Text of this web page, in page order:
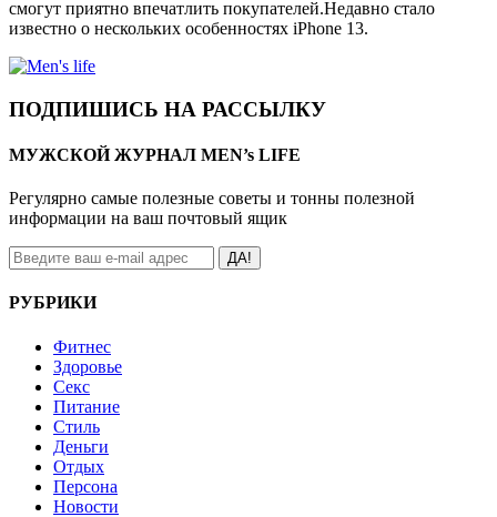
смогут приятно впечатлить покупателей.Недавно стало
известно о нескольких особенностях iPhone 13.
ПОДПИШИСЬ НА РАССЫЛКУ
МУЖСКОЙ ЖУРНАЛ MEN’s LIFE
Регулярно самые полезные советы и тонны полезной
информации на ваш почтовый ящик
ДА!
РУБРИКИ
Фитнес
Здоровье
Секс
Питание
Стиль
Деньги
Отдых
Персона
Новости